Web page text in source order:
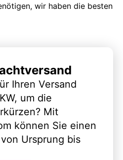
wir haben die besten
Ihren Versand
um die
Mit
können Sie einen
Ursprung bis